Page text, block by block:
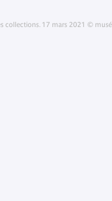
collections. 17 mars 2021 ©